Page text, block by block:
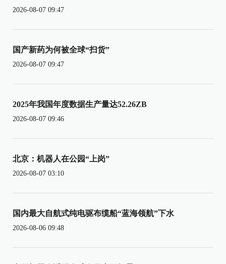
2026-08-07 09:47
国产新药为何被全球“扫货”
2026-08-07 09:47
2025年我国年度数据生产量达52.26ZB
2026-08-07 09:46
北京：机器人在公园“上岗”
2026-08-07 03:10
国内最大自航式纯电驱布缆船“蓝海领航”下水
2026-08-06 09:48